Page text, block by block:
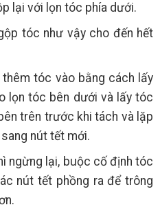
lại với lọn tóc phía dưới.
tóc như vậy cho đến hết
tóc vào bằng cách lấy
lọn tóc bên dưới và lấy tóc
trên trước khi tách và lặp
sang nút tết mới.
ngừng lại, buộc cố định tóc
nút tết phồng ra để trông